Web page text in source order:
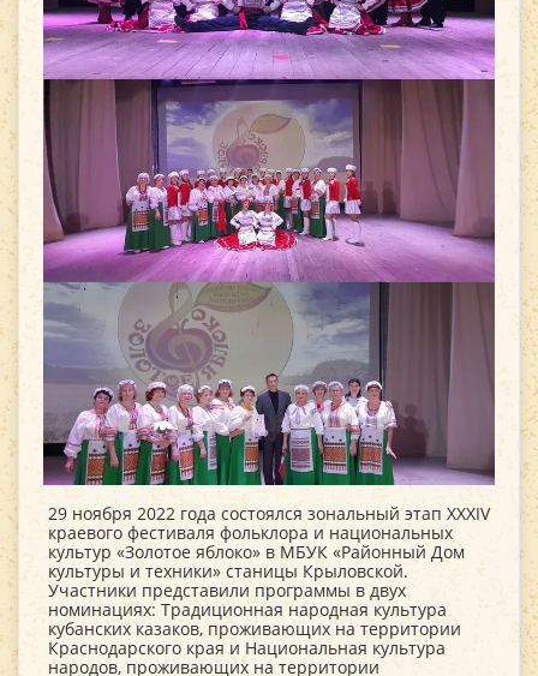
29 ноября 2022 года состоялся зональный этап XXXIV
краевого фестиваля фольклора и национальных
культур «Золотое яблоко» в МБУК «Районный Дом
культуры и техники» станицы Крыловской.
Участники представили программы в двух
номинациях: Традиционная народная культура
кубанских казаков, проживающих на территории
Краснодарского края и Национальная культура
народов, проживающих на территории